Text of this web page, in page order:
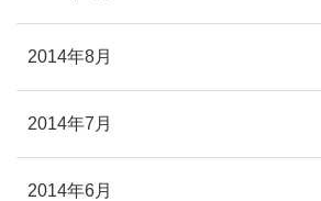
2014年8月
2014年7月
2014年6月